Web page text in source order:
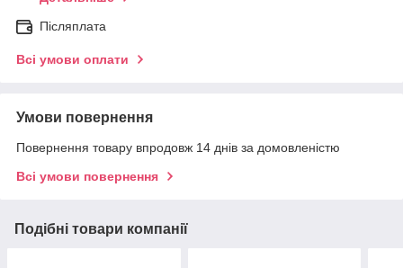
Післяплата
Всі умови оплати
Умови повернення
Повернення товару впродовж 14 днів за домовленістю
Всі умови повернення
Подібні товари компанії